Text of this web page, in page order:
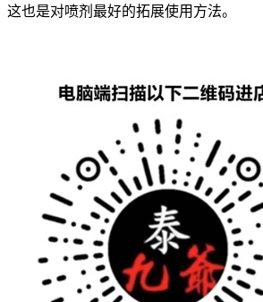
这也是对喷剂最好的拓展使用方法。